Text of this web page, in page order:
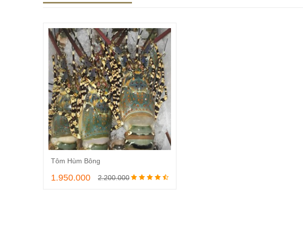
Thêm vào giỏ hàng
Tôm Hùm Bông
1.950.000 2.200.000